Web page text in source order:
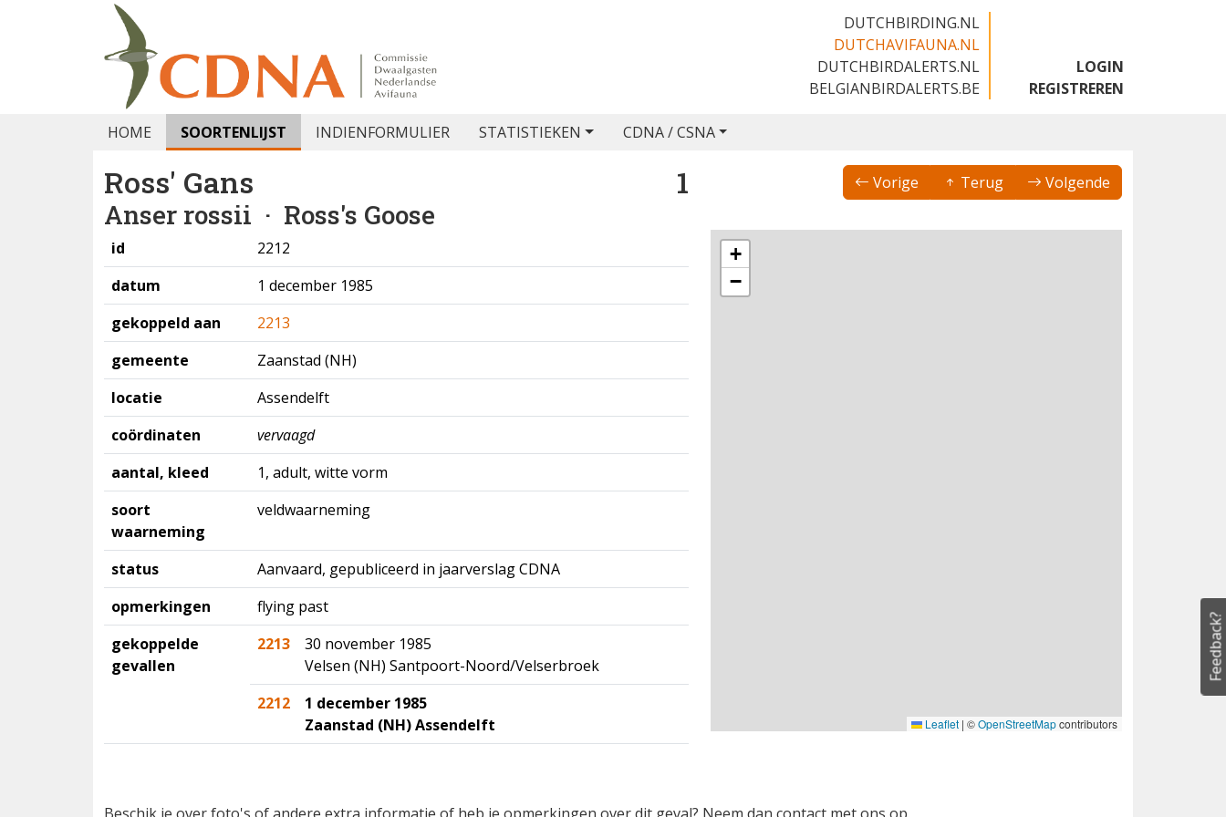
DUTCHBIRDING.NL
DUTCHAVIFAUNA.NL
DUTCHBIRDALERTS.NL
BELGIANBIRDALERTS.BE
LOGIN
REGISTREREN
HOME SOORTENLIJST INDIENFORMULIER STATISTIEKEN CDNA / CSNA
Ross' Gans 1
Anser rossii · Ross's Goose
Vorige Terug Volgende
id
2212
datum
1 december 1985
gekoppeld aan
2213
gemeente
Zaanstad (NH)
locatie
Assendelft
coördinaten
vervaagd
aantal, kleed
1, adult, witte vorm
soort
waarneming
veldwaarneming
status
Aanvaard, gepubliceerd in jaarverslag CDNA
opmerkingen
flying past
gekoppelde
gevallen
2213
30 november 1985
Velsen (NH) Santpoort-Noord/Velserbroek
2212
1 december 1985
Zaanstad (NH) Assendelft
+
−
Leaflet | ©OpenStreetMapcontributors
Feedback?